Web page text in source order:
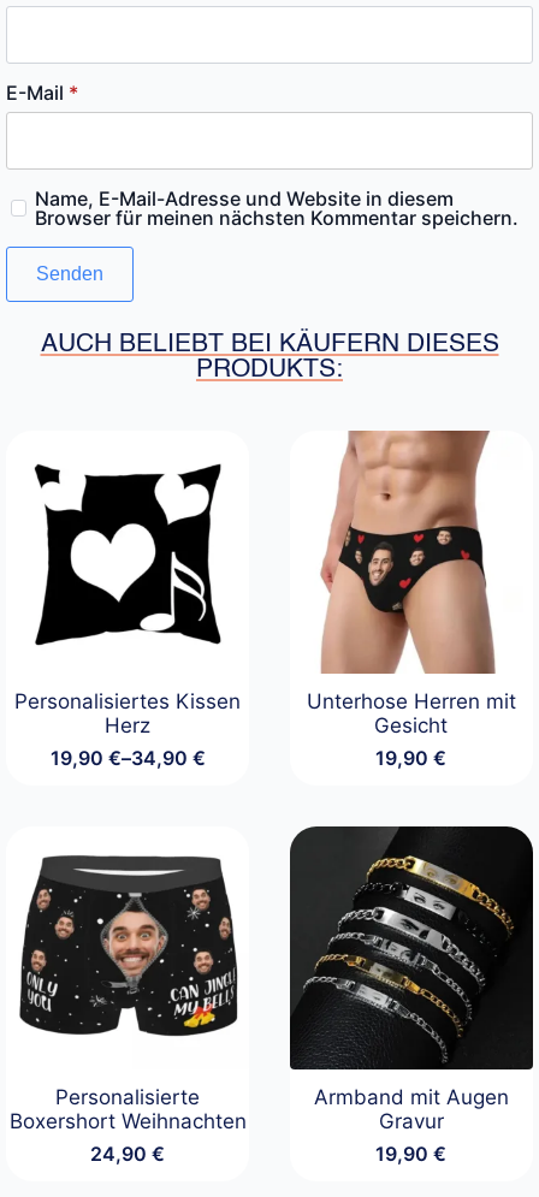
E-Mail *
Name, E-Mail-Adresse und Website in diesem
Browser für meinen nächsten Kommentar speichern.
AUCH BELIEBT BEI KÄUFERN DIESES
PRODUKTS:
Personalisiertes Kissen
Herz
19,90 €–34,90 €
Preisspanne:
Unterhose Herren mit
Gesicht
19,90€
Personalisierte
Boxershort Weihnachten
24,90€
Armband mit Augen
Gravur
19,90€